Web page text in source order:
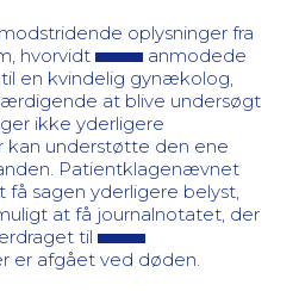
oplysninger fra
hvorvidt
anmodede
en kvindelig gynækolog,
at blive undersøgt
ikke yderligere
kan understøtte den ene
Patientklagenævnet
sagen yderligere belyst,
at få journalnotatet, der
til
er afgået ved døden.